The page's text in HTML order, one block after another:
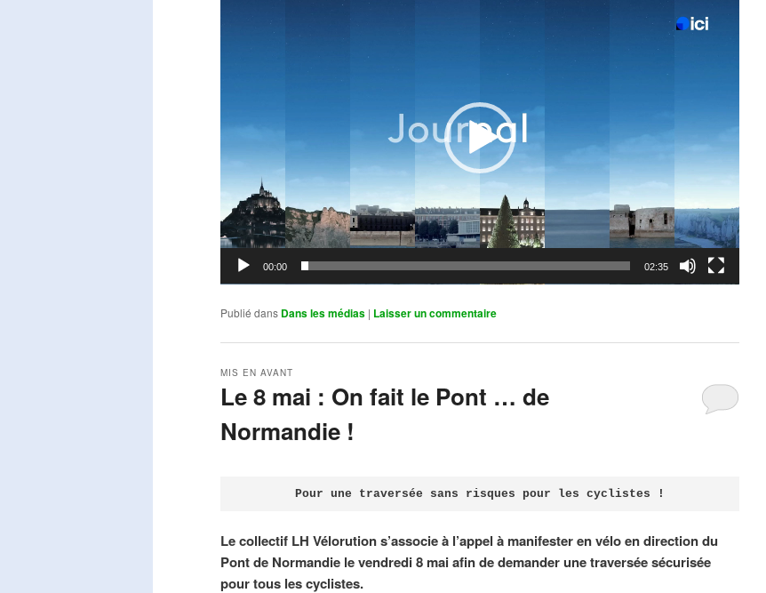
00:00 02:35
Publié dans Dans les médias | Laisser un commentaire
Le 8 mai : On fait le Pont … de
Normandie !
MIS EN AVANT
Pour une traversée sans risques pour les cyclistes !
Le collectif LH Vélorution s’associe à l’appel à manifester en vélo en direction du
Pont de Normandie le vendredi 8 mai afin de demander une traversée sécurisée
pour tous les cyclistes.